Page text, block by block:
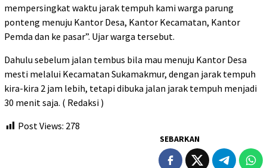
mempersingkat waktu jarak tempuh kami warga parung
ponteng menuju Kantor Desa, Kantor Kecamatan, Kantor
Pemda dan ke pasar”. Ujar warga tersebut.
Dahulu sebelum jalan tembus bila mau menuju Kantor Desa
mesti melalui Kecamatan Sukamakmur, dengan jarak tempuh
kira-kira 2 jam lebih, tetapi dibuka jalan jarak tempuh menjadi
30 menit saja. ( Redaksi )
Post Views: 278
SEBARKAN